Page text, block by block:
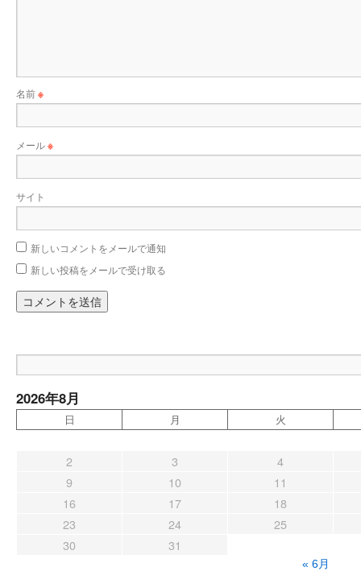
名前※
メール※
サイト
新しいコメントをメールで通知
新しい投稿をメールで受け取る
2026年8月
日 月 火
2 3
4
9
10
11
16
17
18
23
24
25
30
31
« 6月